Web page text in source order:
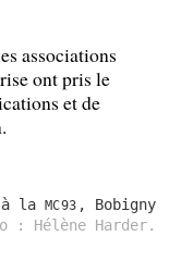
associations
ont pris le
et de
à la MC93 , Bobigny
: Hélène Harder.